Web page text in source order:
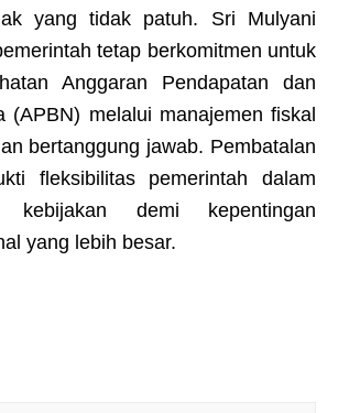
yang tidak patuh. Sri Mulyani
tetap berkomitmen untuk
Anggaran Pendapatan dan
(APBN) melalui manajemen fiskal
bertanggung jawab. Pembatalan
fleksibilitas pemerintah dalam
kebijakan demi kepentingan
yang lebih besar.